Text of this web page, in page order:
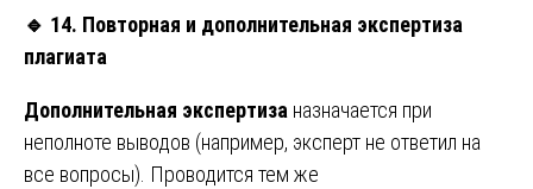
🔹 14. Повторная и дополнительная экспертиза
плагиата
Дополнительная экспертиза назначается при
неполноте выводов (например, эксперт не ответил на
все вопросы). Проводится тем же